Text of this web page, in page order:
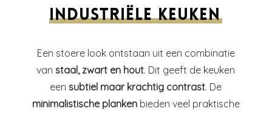
industriële keuken
Een stoere look ontstaan uit een combinatie
vanstaal, zwart en hout. Dit geeft de keuken
eensubtiel maar krachtig contrast. De
minimalistische plankenbieden veel praktische